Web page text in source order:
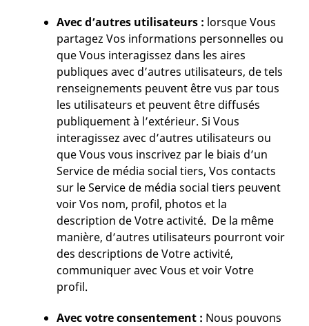
Avec d’autres utilisateurs : lorsque Vous
partagez Vos informations personnelles ou
que Vous interagissez dans les aires
publiques avec d’autres utilisateurs, de tels
renseignements peuvent être vus par tous
les utilisateurs et peuvent être diffusés
publiquement à l’extérieur. Si Vous
interagissez avec d’autres utilisateurs ou
que Vous vous inscrivez par le biais d’un
Service de média social tiers, Vos contacts
sur le Service de média social tiers peuvent
voir Vos nom, profil, photos et la
description de Votre activité. De la même
manière, d’autres utilisateurs pourront voir
des descriptions de Votre activité,
communiquer avec Vous et voir Votre
profil.
Avec votre consentement : Nous pouvons